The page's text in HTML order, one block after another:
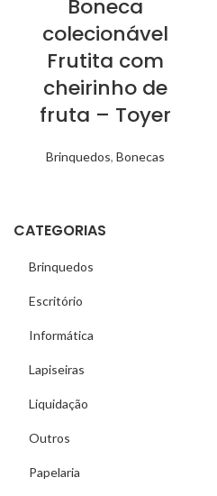
CATEGORIAS
Brinquedos
Escritório
Informática
Lapiseiras
Liquidação
Outros
Papelaria
Boneca
colecionável
Frutita com
cheirinho de
fruta – Toyer
Brinquedos, Bonecas